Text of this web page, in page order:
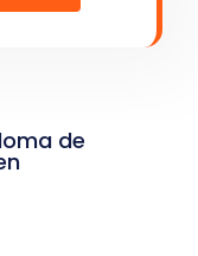
de